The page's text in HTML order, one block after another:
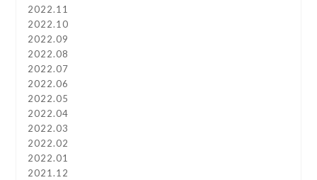
2022.11
2022.10
2022.09
2022.08
2022.07
2022.06
2022.05
2022.04
2022.03
2022.02
2022.01
2021.12